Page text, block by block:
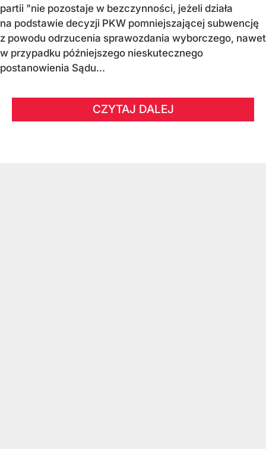
partii "nie pozostaje w bezczynności, jeżeli działa
na podstawie decyzji PKW pomniejszającej subwencję
z powodu odrzucenia sprawozdania wyborczego, nawet
w przypadku późniejszego nieskutecznego
postanowienia Sądu...
CZYTAJ DALEJ